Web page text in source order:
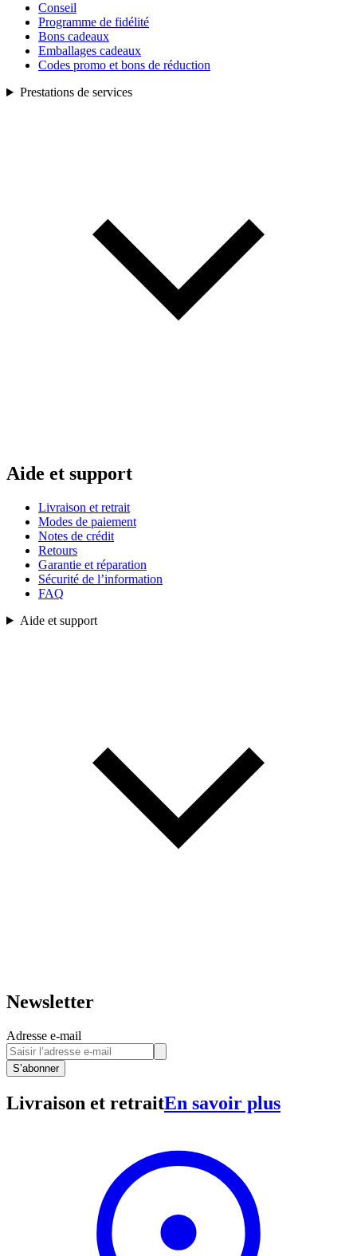
Conseil
Programme de fidélité
Bons cadeaux
Emballages cadeaux
Codes promo et bons de réduction
Prestations de services
Aide et support
Livraison et retrait
Modes de paiement
Notes de crédit
Retours
Garantie et réparation
Sécurité de l’information
FAQ
Aide et support
Newsletter
Adresse e-mail
S’abonner
Livraison et retraitEn savoir plus